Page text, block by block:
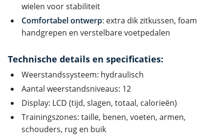
wielen voor stabiliteit
Comfortabel ontwerp: extra dik zitkussen, foam
handgrepen en verstelbare voetpedalen
Technische details en specificaties:
Weerstandssysteem: hydraulisch
Aantal weerstandsniveaus: 12
Display: LCD (tijd, slagen, totaal, calorieën)
Trainingszones: taille, benen, voeten, armen,
schouders, rug en buik